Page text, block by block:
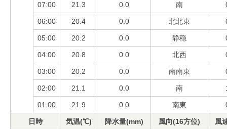
07:00 21.3 0.0 南
06:00 20.4 0.0 北北東
05:00 20.2 0.0 静穏
04:00 20.8 0.0 北西
03:00 20.2 0.0 南南東
02:00 21.1 0.0 南
01:00 21.9 0.0 南東
日時 気温(℃) 降水量(mm) 風向(16方位) 風